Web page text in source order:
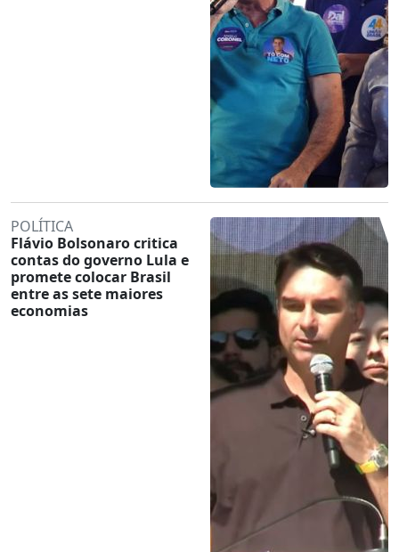
POLÍTICA
Flávio Bolsonaro critica
contas do governo Lula e
promete colocar Brasil
entre as sete maiores
economias